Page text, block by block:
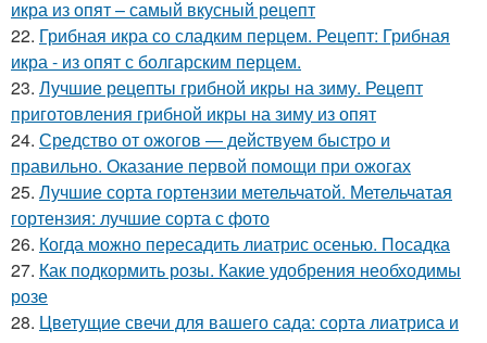
икра из опят – самый вкусный рецепт
22. Грибная икра со сладким перцем. Рецепт: Грибная
икра - из опят с болгарским перцем.
23. Лучшие рецепты грибной икры на зиму. Рецепт
приготовления грибной икры на зиму из опят
24. Средство от ожогов ― действуем быстро и
правильно. Оказание первой помощи при ожогах
25. Лучшие сорта гортензии метельчатой. Метельчатая
гортензия: лучшие сорта с фото
26. Когда можно пересадить лиатрис осенью. Посадка
27. Как подкормить розы. Какие удобрения необходимы
розе
28. Цветущие свечи для вашего сада: сорта лиатриса и